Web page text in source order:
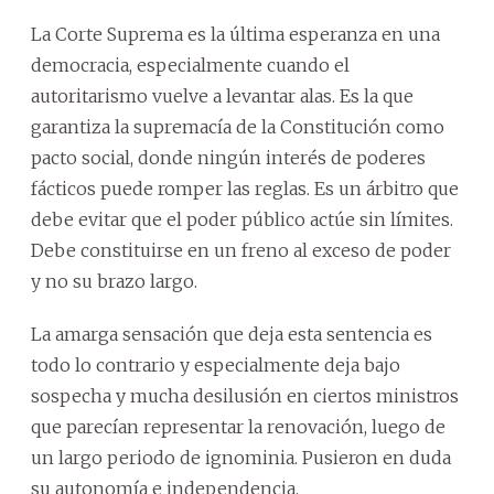
La Corte Suprema es la última esperanza en una
democracia, especialmente cuando el
autoritarismo vuelve a levantar alas. Es la que
garantiza la supremacía de la Constitución como
pacto social, donde ningún interés de poderes
fácticos puede romper las reglas. Es un árbitro que
debe evitar que el poder público actúe sin límites.
Debe constituirse en un freno al exceso de poder
y no su brazo largo.
La amarga sensación que deja esta sentencia es
todo lo contrario y especialmente deja bajo
sospecha y mucha desilusión en ciertos ministros
que parecían representar la renovación, luego de
un largo periodo de ignominia. Pusieron en duda
su autonomía e independencia.